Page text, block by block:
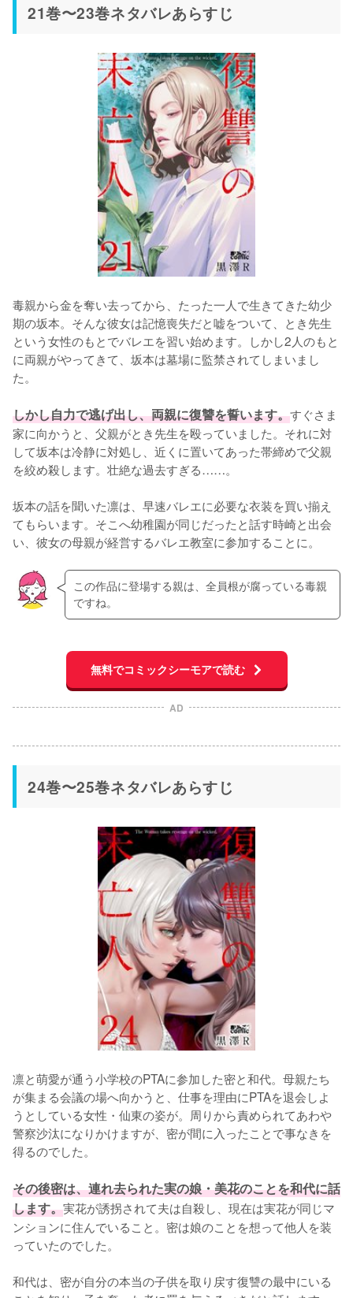
21巻〜23巻ネタバレあらすじ
毒親から金を奪い去ってから、たった一人で生きてきた幼少
期の坂本。そんな彼女は記憶喪失だと嘘をついて、とき先生
という女性のもとでバレエを習い始めます。しかし2人のもと
に両親がやってきて、坂本は墓場に監禁されてしまいまし
た。
しかし自力で逃げ出し、両親に復讐を誓います。すぐさま
家に向かうと、父親がとき先生を殴っていました。それに対
して坂本は冷静に対処し、近くに置いてあった帯締めで父親
を絞め殺します。壮絶な過去すぎる……。
坂本の話を聞いた凛は、早速バレエに必要な衣装を買い揃え
てもらいます。そこへ幼稚園が同じだったと話す時崎と出会
い、彼女の母親が経営するバレエ教室に参加することに。
この作品に登場する親は、全員根が腐っている毒親
ですね。
無料でコミックシーモアで読む
AD
24巻〜25巻ネタバレあらすじ
凛と萌愛が通う小学校のPTAに参加した密と和代。母親たち
が集まる会議の場へ向かうと、仕事を理由にPTAを退会しよ
うとしている女性・仙東の姿が。周りから責められてあわや
警察沙汰になりかけますが、密が間に入ったことで事なきを
得るのでした。
その後密は、連れ去られた実の娘・美花のことを和代に話
します。実花が誘拐されて夫は自殺し、現在は実花が同じマ
ンションに住んでいること。密は娘のことを想って他人を装
っていたのでした。
和代は、密が自分の本当の子供を取り戻す復讐の最中にいる